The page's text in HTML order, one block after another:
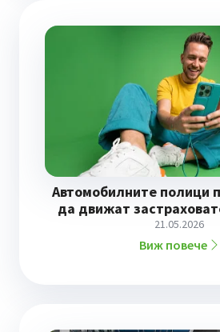
Автомобилните полици
да движат
21.05.2026
Виж повече